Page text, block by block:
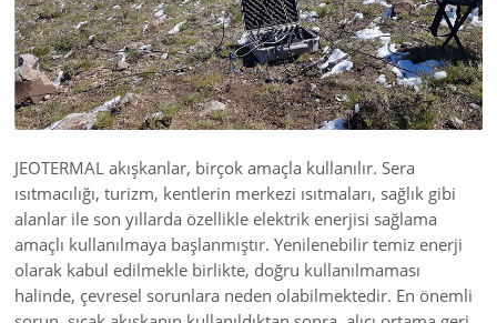
JEOTERMAL akışkanlar, birçok amaçla kullanılır. Sera
ısıtmacılığı, turizm, kentlerin merkezi ısıtmaları, sağlık gibi
alanlar ile son yıllarda özellikle elektrik enerjisi sağlama
amaçlı kullanılmaya başlanmıştır. Yenilenebilir temiz enerji
olarak kabul edilmekle birlikte, doğru kullanılmaması
halinde, çevresel sorunlara neden olabilmektedir. En önemli